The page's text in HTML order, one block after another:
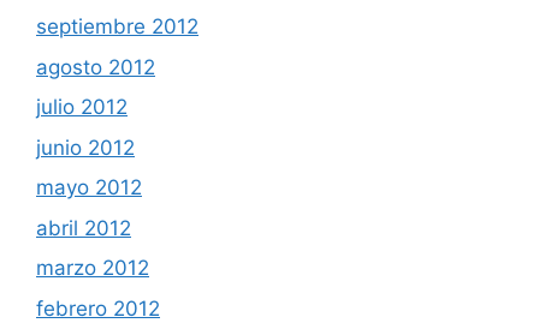
septiembre 2012
agosto 2012
julio 2012
junio 2012
mayo 2012
abril 2012
marzo 2012
febrero 2012